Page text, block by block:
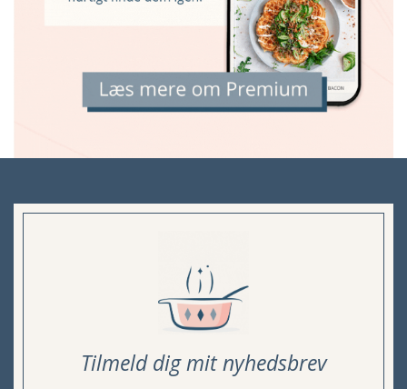
Tilmeld dig mit nyhedsbrev